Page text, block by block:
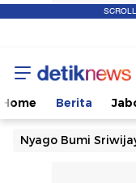
Home Berita
Nyago Bumi